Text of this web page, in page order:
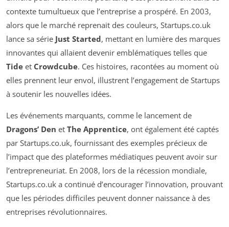
contexte tumultueux que l’entreprise a prospéré. En 2003,
alors que le marché reprenait des couleurs, Startups.co.uk
lance sa série Just Started, mettant en lumière des marques
innovantes qui allaient devenir emblématiques telles que
Tide et Crowdcube. Ces histoires, racontées au moment où
elles prennent leur envol, illustrent l’engagement de Startups
à soutenir les nouvelles idées.
Les événements marquants, comme le lancement de
Dragons’ Den et The Apprentice, ont également été captés
par Startups.co.uk, fournissant des exemples précieux de
l’impact que des plateformes médiatiques peuvent avoir sur
l’entrepreneuriat. En 2008, lors de la récession mondiale,
Startups.co.uk a continué d’encourager l’innovation, prouvant
que les périodes difficiles peuvent donner naissance à des
entreprises révolutionnaires.